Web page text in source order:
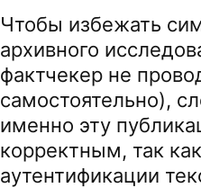
Чтобы избежать
архивного
фактчекер не
самостоятельно),
именно эту
корректным, так
аутентификации